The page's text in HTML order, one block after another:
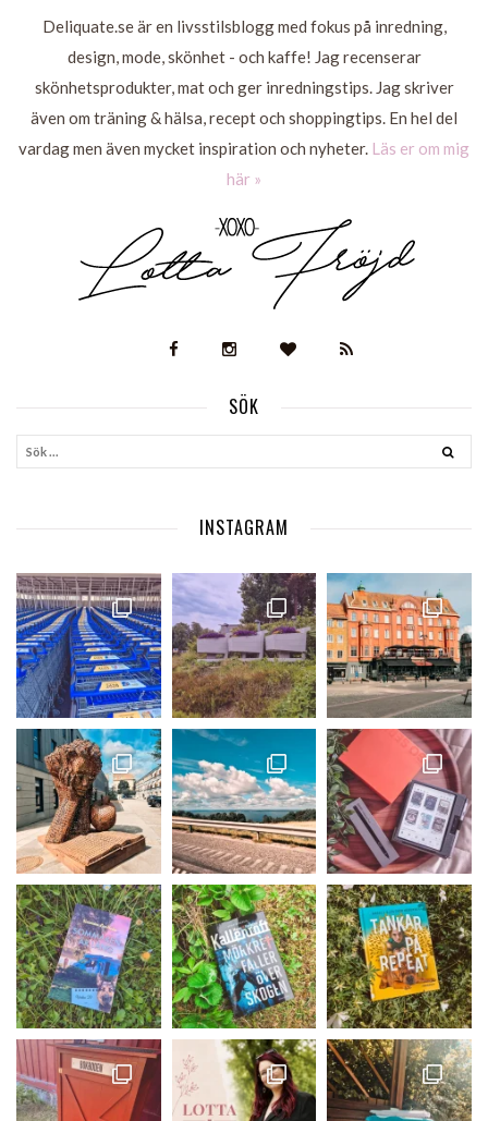
Deliquate.se är en livsstilsblogg med fokus på inredning,
design, mode, skönhet - och kaffe! Jag recenserar
skönhetsprodukter, mat och ger inredningstips. Jag skriver
även om träning & hälsa, recept och shoppingtips. En hel del
vardag men även mycket inspiration och nyheter. Läs er om mig
här »
SÖK
INSTAGRAM